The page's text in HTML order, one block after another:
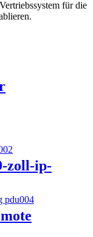
für die
zoll-ip-